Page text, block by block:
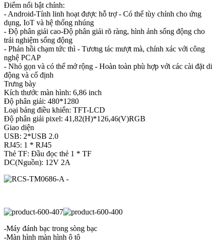
Điểm nổi bật chính:
- Android-Tính linh hoạt được hỗ trợ - Có thể tùy chỉnh cho ứng
dụng, IoT và hệ thống nhúng
- Độ phân giải cao-Độ phân giải rõ ràng, hình ảnh sống động cho
trải nghiệm sống động
- Phản hồi chạm tức thì - Tương tác mượt mà, chính xác với công
nghệ PCAP
- Nhỏ gọn và có thể mở rộng - Hoàn toàn phù hợp với các cài đặt di
động và cố định
Trưng bày
Kích thước màn hình: 6,86 inch
Độ phân giải: 480*1280
Loại bảng điều khiển: TFT-LCD
Độ phân giải pixel: 41,82(H)*126,46(V)RGB
Giao diện
USB: 2*USB 2.0
RJ45: 1 * RJ45
Thẻ TF: Đầu đọc thẻ 1 * TF
DC(Nguồn): 12V 2A
-Máy đánh bạc trong sòng bạc
-Màn hình màn hình ô tô